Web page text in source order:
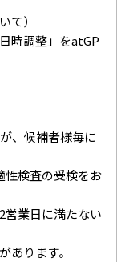
て）
時調整」をatGP
、候補者様毎に
検査の受検をお
営業日に満たない
あります。